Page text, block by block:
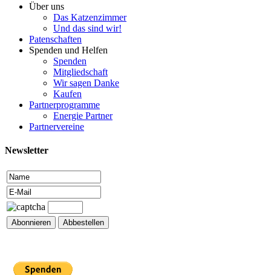
Über uns
Das Katzenzimmer
Und das sind wir!
Patenschaften
Spenden und Helfen
Spenden
Mitgliedschaft
Wir sagen Danke
Kaufen
Partnerprogramme
Energie Partner
Partnervereine
Newsletter